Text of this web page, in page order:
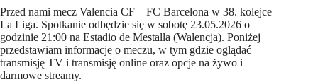
Przed nami mecz Valencia CF – FC Barcelona w 38. kolejce
La Liga. Spotkanie odbędzie się w sobotę 23.05.2026 o
godzinie 21:00 na Estadio de Mestalla (Walencja). Poniżej
przedstawiam informacje o meczu, w tym gdzie oglądać
transmisję TV i transmisję online oraz opcje na żywo i
darmowe streamy.